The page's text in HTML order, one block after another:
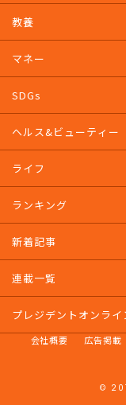
教養
マネー
SDGs
ヘルス&ビューティー
ライフ
ランキング
新着記事
連載一覧
プレジデントオンライ
会社概要 広告掲載
©